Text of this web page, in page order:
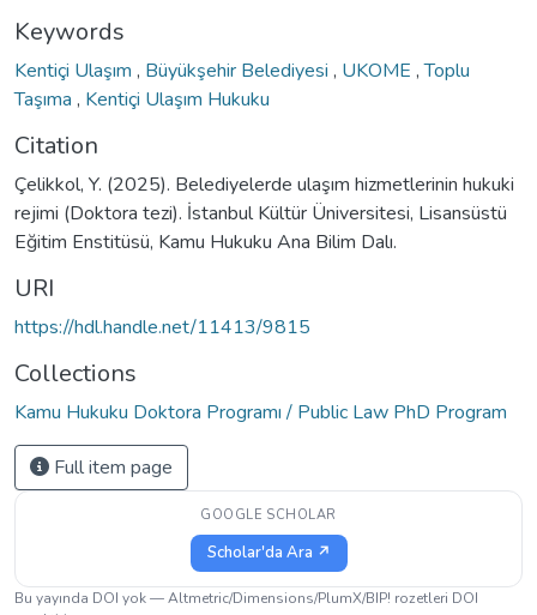
Keywords
Kentiçi Ulaşım , Büyükşehir Belediyesi , UKOME ,Toplu
Taşıma , Kentiçi Ulaşım Hukuku
Citation
Çelikkol, Y. (2025). Belediyelerde ulaşım hizmetlerinin hukuki
rejimi (Doktora tezi). İstanbul Kültür Üniversitesi, Lisansüstü
Eğitim Enstitüsü, Kamu Hukuku Ana Bilim Dalı.
URI
https://hdl.handle.net/11413/9815
Collections
Kamu Hukuku Doktora Programı / Public Law PhD Program
Full item page
GOOGLE SCHOLAR
Scholar'da Ara ↗
Bu yayında DOI yok — Altmetric/Dimensions/PlumX/BIP! rozetleri DOI